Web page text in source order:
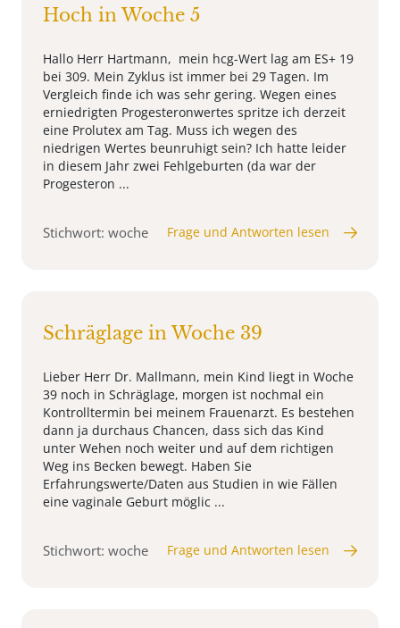
Hoch in Woche 5
Hallo Herr Hartmann, mein hcg-Wert lag am ES+ 19
bei 309. Mein Zyklus ist immer bei 29 Tagen. Im
Vergleich finde ich was sehr gering. Wegen eines
erniedrigten Progesteronwertes spritze ich derzeit
eine Prolutex am Tag. Muss ich wegen des
niedrigen Wertes beunruhigt sein? Ich hatte leider
in diesem Jahr zwei Fehlgeburten (da war der
Progesteron ...
Stichwort: woche Frage und Antworten lesen
Schräglage in Woche 39
Lieber Herr Dr. Mallmann, mein Kind liegt in Woche
39 noch in Schräglage, morgen ist nochmal ein
Kontrolltermin bei meinem Frauenarzt. Es bestehen
dann ja durchaus Chancen, dass sich das Kind
unter Wehen noch weiter und auf dem richtigen
Weg ins Becken bewegt. Haben Sie
Erfahrungswerte/Daten aus Studien in wie Fällen
eine vaginale Geburt möglic ...
Stichwort: woche Frage und Antworten lesen